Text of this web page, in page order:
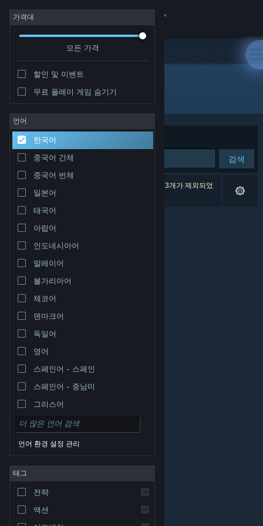
로그인
커뮤니티
정보
지원
언어 변경
Steam 모바일 앱 다운로드
PC 웹사이트 보기
© Valve Corporation. 모든 권리 보유. 모든 상표는 미국
및 기타 국가에서 각각 해당 소유자의 재산입니다.
환불| 쿠키
가격대
모든 가격
할인 및 이벤트
무료 플레이 게임 숨기기
언어
한국어
중국어 간체
중국어 번체
일본어
태국어
아랍어
인도네시아어
말레이어
불가리아어
체코어
덴마크어
독일어
영어
스페인어 - 스페인
스페인어 - 중남미
그리스어
언어 환경 설정 관리
태그
전략
액션
배급사: Blayze Games, L.L.C.
정렬 기준 연관성
검색
검색 결과가 0개 있습니다. 환경 설정에 따라 게임 3개가 제외되었
습니다.